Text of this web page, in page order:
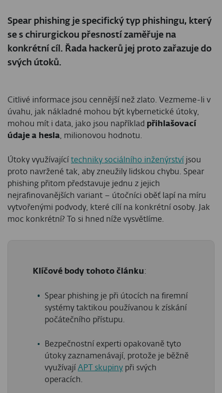
Spear phishing je specifický typ phishingu, který
se s chirurgickou přesností zaměřuje na
konkrétní cíl. Řada hackerů jej proto zařazuje do
svých útoků.
Citlivé informace jsou cennější než zlato. Vezmeme-li v
úvahu, jak nákladné mohou být kybernetické útoky,
mohou mít i data, jako jsou například přihlašovací
údaje a hesla , milionovou hodnotu.
Útoky využívající techniky sociálního inženýrství jsou
proto navržené tak, aby zneužily lidskou chybu. Spear
phishing přitom představuje jednu z jejich
nejrafinovanějších variant – útočníci oběť lapí na míru
vytvořenými podvody, které cílí na konkrétní osoby. Jak
moc konkrétní? To si hned níže vysvětlíme.
Klíčové body tohoto článku:
Spear phishing je při útocích na firemní
systémy taktikou používanou k získání
počátečního přístupu.
Bezpečnostní experti opakovaně tyto
útoky zaznamenávají, protože je běžně
využívají APT skupiny při svých
operacích.